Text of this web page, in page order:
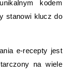
kodem
stanowi klucz do
e-recepty jest
na wiele